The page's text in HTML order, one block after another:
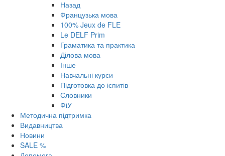
Назад
Французька мова
100% Jeux de FLE
Le DELF Prim
Граматика та практика
Ділова мова
Інше
Навчальні курси
Підготовка до іспитів
Словники
ФіУ
Методична підтримка
Видавництва
Новини
SALE %